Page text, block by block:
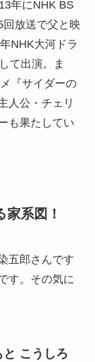
年にNHK BS
放送で父と映
NHK大河ドラ
て出演。ま
『サイダーの
人公・チェリ
も果たしてい
系図！
五郎さんです
す。その気に
こうしろ